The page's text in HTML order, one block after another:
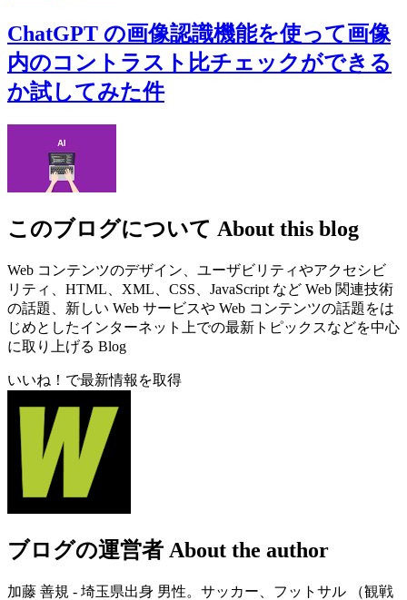
ChatGPT の画像認識機能を使って画像
内のコントラスト比チェックができる
か試してみた件
このブログについて About this blog
Web コンテンツのデザイン、ユーザビリティやアクセシビ
リティ、HTML、XML、CSS、JavaScript など Web 関連技術
の話題、新しい Web サービスや Web コンテンツの話題をは
じめとしたインターネット上での最新トピックスなどを中心
に取り上げる Blog
いいね！で最新情報を取得
ブログの運営者 About the author
加藤 善規 - 埼玉県出身 男性。サッカー、フットサル （観戦